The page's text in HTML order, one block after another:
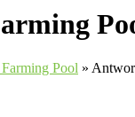
Pool »